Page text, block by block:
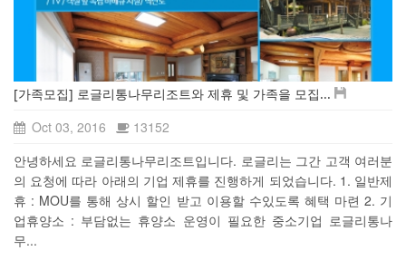
[가족모집] 로글리통나무리조트와 제휴 및 가족을 모집...
Oct 03, 2016
13152
안녕하세요 로글리통나무리조트입니다. 로글리는 그간 고객 여러분
의 요청에 따라 아래의 기업 제휴를 진행하게 되었습니다. 1. 일반제
휴 : MOU를 통해 상시 할인 받고 이용할 수있도록 혜택 마련 2. 기
업휴양소 : 부담없는 휴양소 운영이 필요한 중소기업 로글리통나
무...